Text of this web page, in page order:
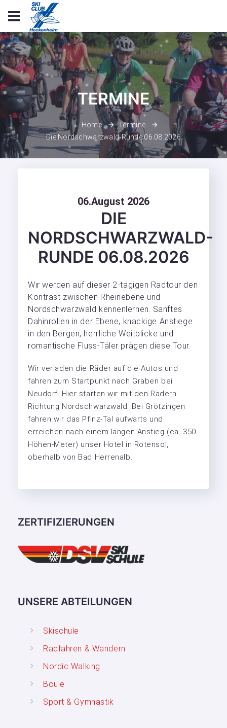
TERMINE
Home
Termine
Die Nordschwarzwald-Runde 06.08.2026
06.August 2026
DIE
NORDSCHWARZWALD-
RUNDE 06.08.2026
Wir werden auf dieser 2-tägigen Radtour den
Kontrast zwischen Rheinebene und
Nordschwarzwald kennenlernen. Sanftes
Dahinrollen in der Ebene, knackige Anstiege
in den Bergen, herrliche Weitblicke und
romantische Fluss-Täler prägen diese Tour.
Wir verladen die Räder auf die Autos und
fahren zum Startpunkt nach Graben bei
Neudorf. Hier starten wir mit den Rädern
Richtung Nordschwarzwald. Bei Grötzingen
fahren wir das Pfinz-Tal aufwärts und
erreichen nach einem langen Anstieg (ca. 350
Höhen-Meter) unser Hotel in Rotensol,
oberhalb von Bad Herrenalb.
ZERTIFIZIERUNGEN
UNSERE ABTEILUNGEN
Skischule
Radfahren & Wandern
Nordic Walking
Boule
Sport & Gymnastik